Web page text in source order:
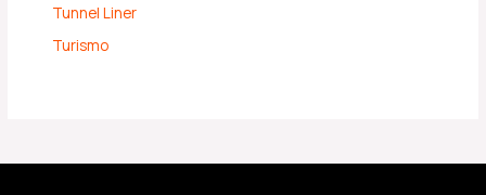
Tunnel Liner
Turismo